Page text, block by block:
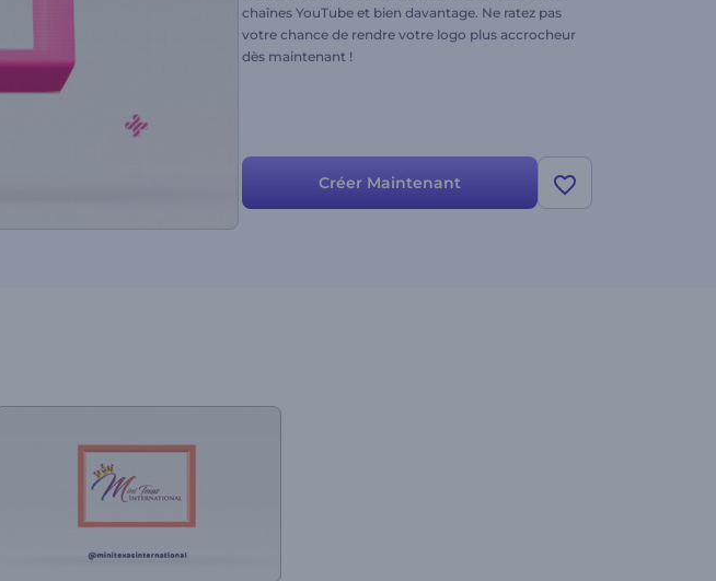
chaînes YouTube et bien davantage. Ne ratez pas
votre chance de rendre votre logo plus accrocheur
dès maintenant !
Créer Maintenant